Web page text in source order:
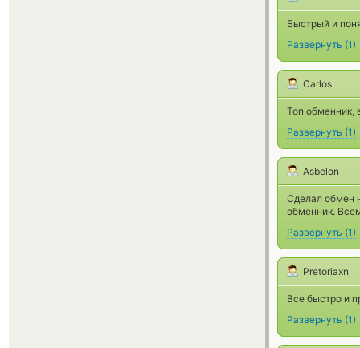
Быстрый и
Развернуть (1)
Carlos
Топ обменник,
Развернуть (1)
Asbelon
Сделал обмен
обменник.
Развернуть (1)
Pretoriaxn
Все быстро и
Развернуть (1)